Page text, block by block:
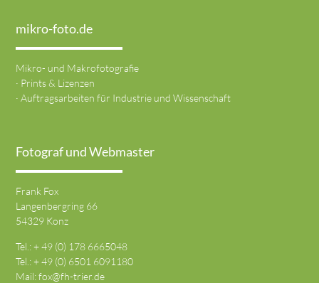
mikro-foto.de
Mikro- und Makrofotografie
· Prints & Lizenzen
· Auftragsarbeiten für Industrie und Wissenschaft
Fotograf und Webmaster
Frank Fox
Langenbergring 66
54329 Konz
Tel.: + 49 (0) 178 6665048
Tel.: + 49 (0) 6501 6091180
Mail:fox@fh-trier.de